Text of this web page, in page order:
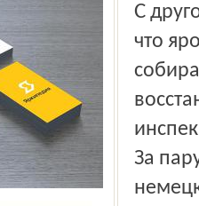
С другой стороны, у большевиков возникли подозрения,
что
За